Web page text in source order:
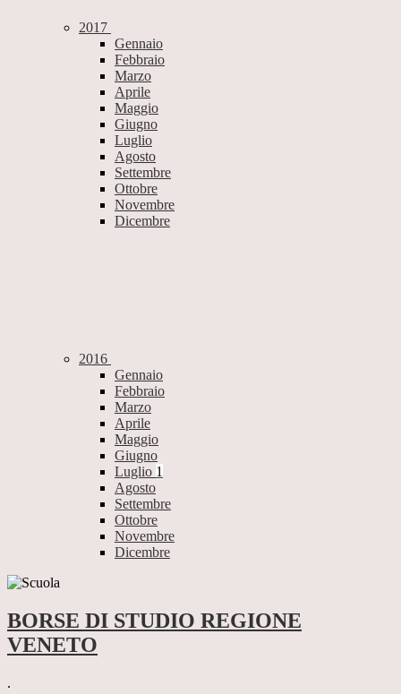
2017
Gennaio
Febbraio
Marzo
Aprile
Maggio
Giugno
Luglio
Agosto
Settembre
Ottobre
Novembre
Dicembre
2016
Gennaio
Febbraio
Marzo
Aprile
Maggio
Giugno
Luglio 1
Agosto
Settembre
Ottobre
Novembre
Dicembre
BORSE DI STUDIO REGIONE
VENETO
.